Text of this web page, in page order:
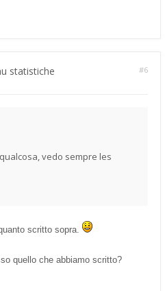
statistiche #6
vedo sempre les
scritto sopra.
quello che abbiamo scritto?